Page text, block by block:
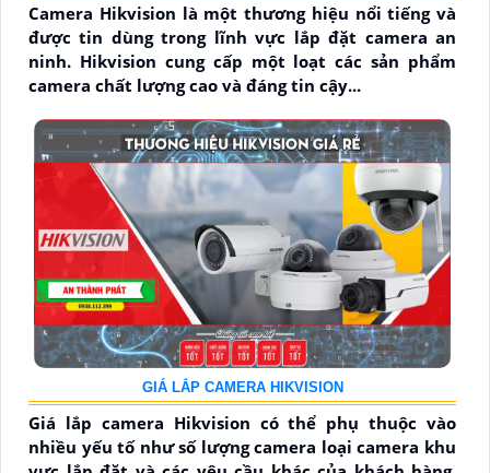
Camera Hikvision là một thương hiệu nổi tiếng và
được tin dùng trong lĩnh vực lắp đặt camera an
ninh. Hikvision cung cấp một loạt các sản phẩm
camera chất lượng cao và đáng tin cậy...
GIÁ LẮP CAMERA HIKVISION
Giá lắp camera Hikvision có thể phụ thuộc vào
nhiều yếu tố như số lượng camera loại camera khu